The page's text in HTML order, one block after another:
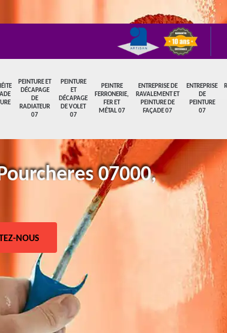
PEINTURE ET
DÉCAPAGE
DE
RADIATEUR
07
PEINTURE
ET
DÉCAPAGE
DE VOLET
07
PEINTRE
FERRONERIE,
FER ET
MÉTAL 07
ENTREPRISE DE
RAVALEMENT ET
PEINTURE DE
FAÇADE 07
ENTREPRISE
DE
PEINTURE
07
07000,
NOUS